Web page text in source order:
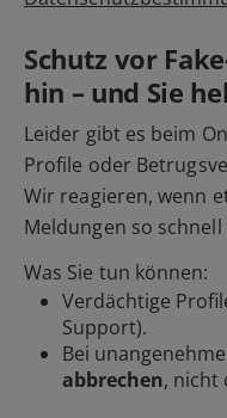
Schutz vor
hin – und Sie
Leider gibt es beim
Profile oder
Wir reagieren, wenn
Meldungen so
Was Sie tun können:
Verdächtige
Support).
Bei
abbrechen, nicht